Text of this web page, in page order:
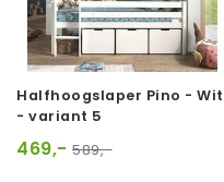
Halfhoogslaper Pino - Wit
- variant 5
469,- 589,-